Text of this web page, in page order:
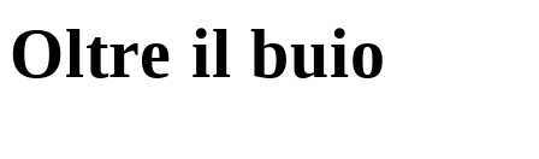
Oltre il buio